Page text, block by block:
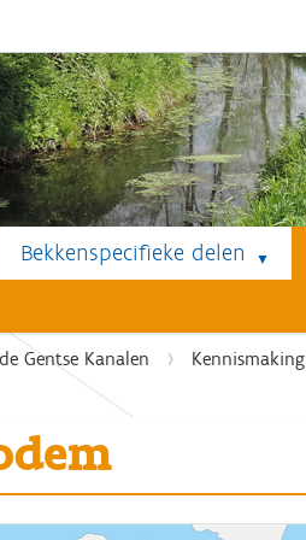
Bekkenspecifieke delen
Gentse Kanalen Kennismaking